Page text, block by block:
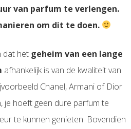
van parfum te verlengen.
om dit te doen.
dat het geheim van een lange
afhankelijk is van de kwaliteit van
Chanel, Armani of Dior
je hoeft geen dure parfum te
te kunnen genieten. Bovendien